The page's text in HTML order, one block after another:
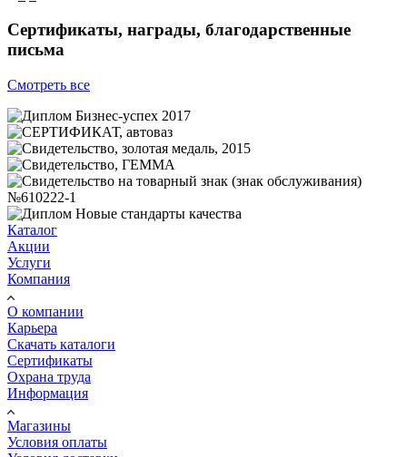
Сертификаты, награды, благодарственные
письма
Смотреть все
Каталог
Акции
Услуги
Компания
О компании
Карьера
Cкачать каталоги
Сертификаты
Охрана труда
Информация
Магазины
Условия оплаты